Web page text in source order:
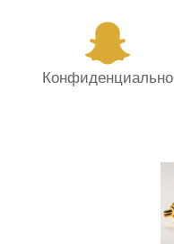
Конфиденциально